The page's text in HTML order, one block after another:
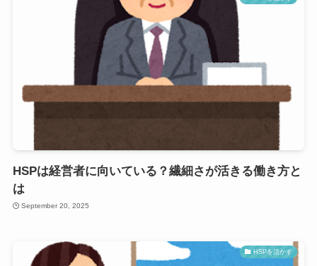
HSPは経営者に向いている？繊細さが活きる働き方と
は
September 20, 2025
HSPを活かす